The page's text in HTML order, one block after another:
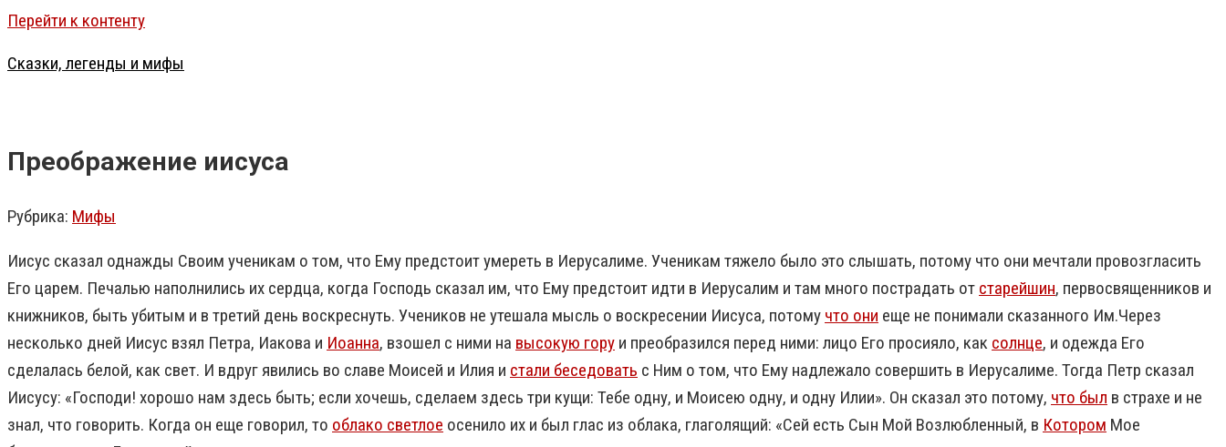
Перейти к контенту
Сказки, легенды и мифы
Преображение иисуса
Рубрика: Мифы
Иисус сказал однажды Своим ученикам о том, что Ему предстоит умереть в Иерусалиме. Ученикам тяжело было это слышать, потому что они мечтали провозгласить
Его царем. Печалью наполнились их сердца, когда Господь сказал им, что Ему предстоит идти в Иерусалим и там много пострадать от старейшин, первосвященников и
книжников, быть убитым и в третий день воскреснуть. Учеников не утешала мысль о воскресении Иисуса, потому что они еще не понимали сказанного Им.Через
несколько дней Иисус взял Петра, Иакова и Иоанна, взошел с ними на высокую гору и преобразился перед ними: лицо Его просияло, как солнце, и одежда Его
сделалась белой, как свет. И вдруг явились во славе Моисей и Илия и стали беседовать с Ним о том, что Ему надлежало совершить в Иерусалиме. Тогда Петр сказал
Иисусу: «Господи! хорошо нам здесь быть; если хочешь, сделаем здесь три кущи: Тебе одну, и Моисею одну, и одну Илии». Он сказал это потому, что был в страхе и не
знал, что говорить. Когда он еще говорил, то облако светлое осенило их и был глас из облака, глаголящий: «Сей есть Сын Мой Возлюбленный, в Котором Мое